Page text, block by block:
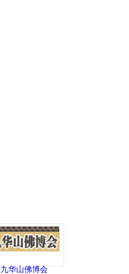
九华山佛博会